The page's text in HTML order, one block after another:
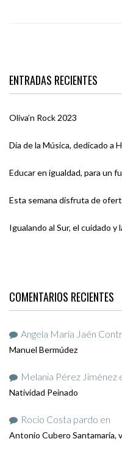
ENTRADAS RECIENTES
Oliva’n Rock 2023
Día de la Música, dedicado a
Educar en igualdad, para un
Esta semana disfruta de
Igualando al Sur, el cuidado y
COMENTARIOS RECIENTES
Angela María Jaén
Manuel Bermúdez
Melania Pérez Jiménez
Natividad Peinado
Rocio Costa pardo en
Antonio Cubero Santamaría,